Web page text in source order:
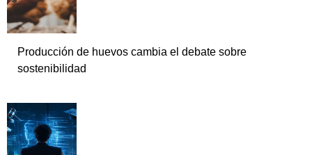
Producción de huevos cambia el debate sobre
sostenibilidad